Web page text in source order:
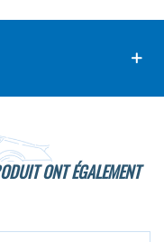
ONT ÉGALEMENT